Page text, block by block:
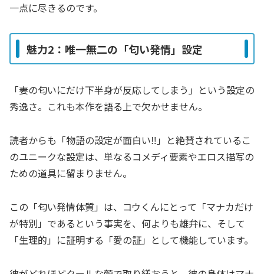
一点に尽きるのです。
魅力2：唯一無二の「匂い発情」設定
「妻の匂いにだけ下半身が反応してしまう」という設定の
秀逸さ。これも本作を語る上で欠かせません。
読者からも「物語の設定が面白い‼」と絶賛されているこ
のユニークな設定は、単なるコメディ要素やエロス描写の
ための道具に留まりません。
この「匂い発情体質」は、コウくんにとって「マナカだけ
が特別」であるという事実を、何よりも雄弁に、そして
「生理的」に証明する「愛の証」として機能しています。